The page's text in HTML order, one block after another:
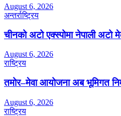
August 6, 2026
अन्तर्राष्ट्रिय
चीनको अटो एक्स्पोमा नेपाली अटो
August 6, 2026
राष्ट्रिय
तमोर–मेवा आयोजना अब भूमिगत
August 6, 2026
राष्ट्रिय